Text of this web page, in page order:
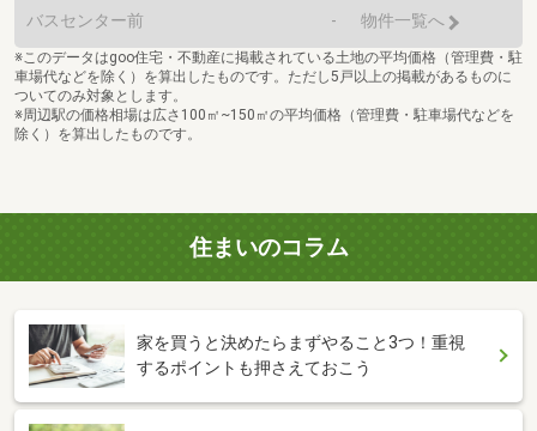
バスセンター前 - 物件一覧へ
※このデータはgoo住宅・不動産に掲載されている土地の平均価格（管理費・駐
車場代などを除く）を算出したものです。ただし5戸以上の掲載があるものに
ついてのみ対象とします。
※周辺駅の価格相場は広さ100㎡~150㎡の平均価格（管理費・駐車場代などを
除く）を算出したものです。
住まいのコラム
家を買うと決めたらまずやること3つ！重視
するポイントも押さえておこう